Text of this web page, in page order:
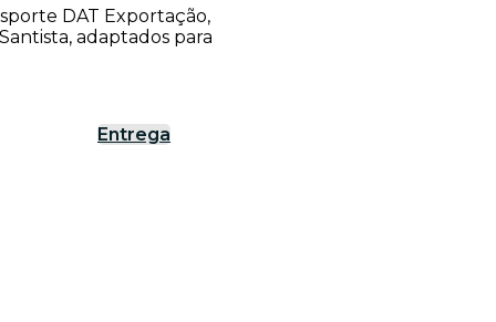
DAT Exportação,
adaptados para
Entrega